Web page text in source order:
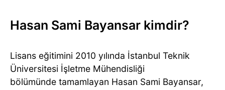
Hasan Sami Bayansar kimdir?
Lisans eğitimini 2010 yılında İstanbul Teknik
Üniversitesi İşletme Mühendisliği
bölümünde tamamlayan Hasan Sami Bayansar,